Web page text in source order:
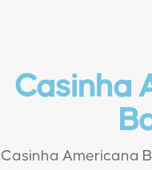
Casinha
Casinha Americana